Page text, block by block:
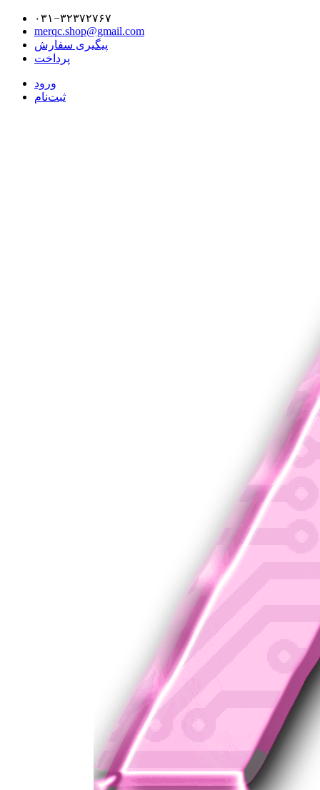
۰۳۱−۳۲۳۷۲۷۶۷
merqc.shop@gmail.com
پیگیری سفارش
پرداخت
ورود
ثبت‌نام